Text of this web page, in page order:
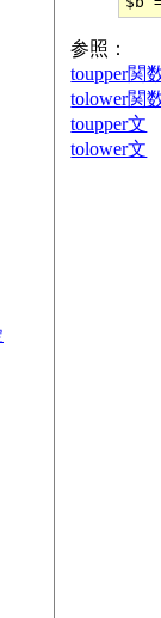
参照：
toupper関
tolower関
toupper文
tolower文